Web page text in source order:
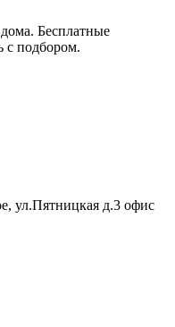
Бесплатные
с подбором.
ул.Пятницкая д.3 офис